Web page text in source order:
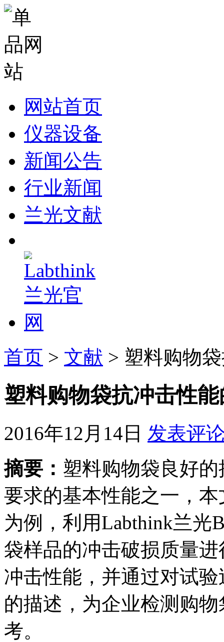
网站首页
仪器设备
新闻公告
行业新闻
兰光文献
首页 > 文献 > 塑料购物
塑料购物袋抗冲击性
2016年12月14日 发表评
摘要： 塑料购物袋良好
要求的基本性能之一，
为例，利用Labthink兰光
袋样品的冲击破损质量
冲击性能，并通过对试
的描述，为企业检测购
考。